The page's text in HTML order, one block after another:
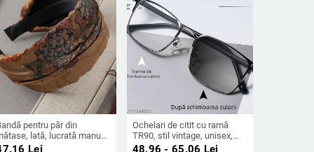
pentru păr din
lată, lucrată manual,
femei, stil franțuz
Lei
Ochelari de citit cu ramă
TR90, stil vintage, unisex,
lentile ce își schimbă
48.96 - 65.06 Lei